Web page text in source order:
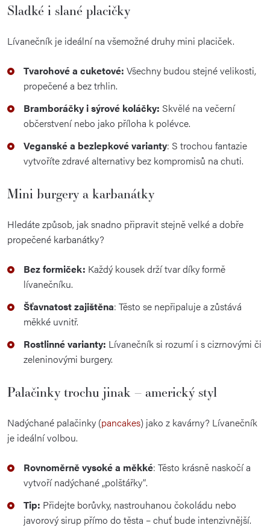
Sladké i slané placičky
Lívanečník je ideální na všemožné druhy mini placiček.
Tvarohové a cuketové: Všechny budou stejné velikosti,
propečené a bez trhlin.
Bramboráčky i sýrové koláčky: Skvělé na večerní
občerstvení nebo jako příloha k polévce.
Veganské a bezlepkové varianty: S trochou fantazie
vytvoříte zdravé alternativy bez kompromisů na chuti.
Mini burgery a karbanátky
Hledáte způsob, jak snadno připravit stejně velké a dobře
propečené karbanátky?
Bez formiček: Každý kousek drží tvar díky formě
lívanečníku.
Šťavnatost zajištěna: Těsto se nepřipaluje a zůstává
měkké uvnitř.
Rostlinné varianty: Lívanečník si rozumí i s cizrnovými či
zeleninovými burgery.
Palačinky trochu jinak – americký styl
Nadýchané palačinky (pancakes) jako z kavárny? Lívanečník
je ideální volbou.
Rovnoměrně vysoké a měkké: Těsto krásně naskočí a
vytvoří nadýchané „polštářky“.
Tip: Přidejte borůvky, nastrouhanou čokoládu nebo
javorový sirup přímo do těsta – chuť bude intenzivnější.